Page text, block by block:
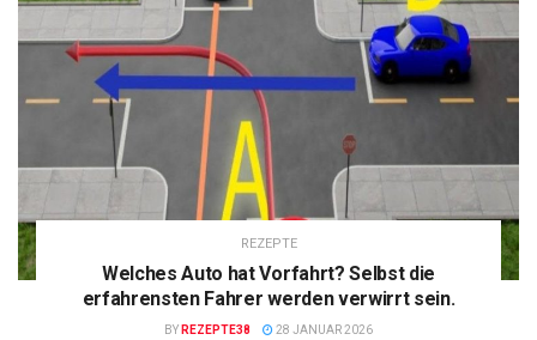
REZEPTE
Welches Auto hat Vorfahrt? Selbst die
erfahrensten Fahrer werden verwirrt sein.
BY REZEPTE38 28 JANUAR 2026